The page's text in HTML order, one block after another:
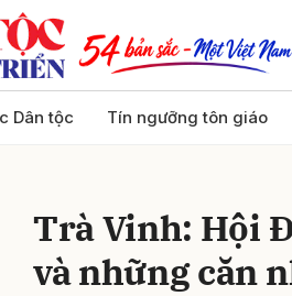
Dân tộc Tín ngưỡng tôn giáo
Trà Vinh: Hội
và những căn
Gửi